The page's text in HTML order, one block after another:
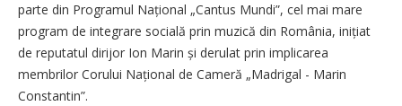
parte din Programul Național „Cantus Mundi”, cel mai mare
program de integrare socială prin muzică din România, inițiat
de reputatul dirijor Ion Marin și derulat prin implicarea
membrilor Corului Național de Cameră „Madrigal - Marin
Constantin”.